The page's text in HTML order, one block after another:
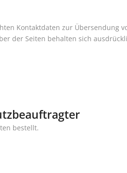
Kontaktdaten zur Übersendung
der Seiten behalten sich
bestellt.